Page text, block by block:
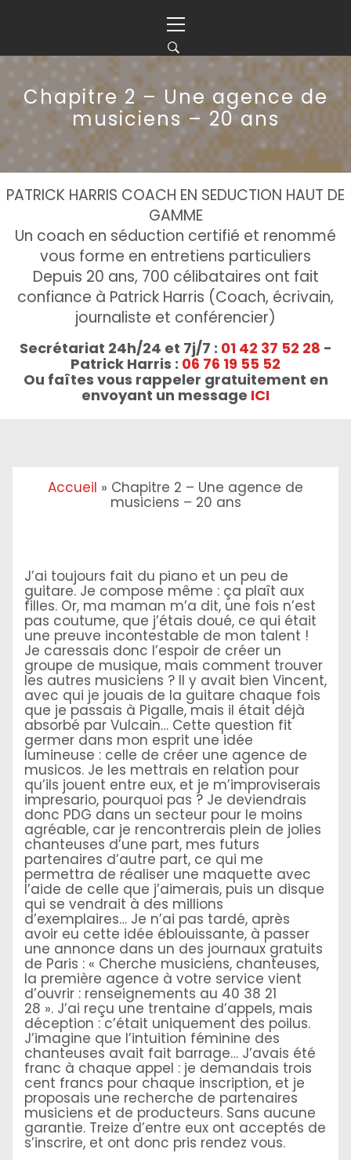
to
content
Menu
Chapitre 2 – Une agence de
musiciens – 20 ans
PATRICK HARRIS COACH EN SEDUCTION HAUT DE
GAMME
Un coach en séduction certifié et renommé
vous forme en entretiens particuliers
Depuis 20 ans, 700 célibataires ont fait
confiance à Patrick Harris (Coach, écrivain,
journaliste et conférencier)
Secrétariat 24h/24 et 7j/7 : 01 42 37 52 28 -
Patrick Harris : 06 76 19 55 52
Ou faîtes vous rappeler gratuitement en
envoyant un message ICI
Accueil » Chapitre 2 – Une agence de
musiciens – 20 ans
J’ai toujours fait du piano et un peu de
guitare. Je compose même : ça plaît aux
filles. Or, ma maman m’a dit, une fois n’est
pas coutume, que j’étais doué, ce qui était
une preuve incontestable de mon talent !
Je caressais donc l’espoir de créer un
groupe de musique, mais comment trouver
les autres musiciens ? Il y avait bien Vincent,
avec qui je jouais de la guitare chaque fois
que je passais à Pigalle, mais il était déjà
absorbé par Vulcain… Cette question fit
germer dans mon esprit une idée
lumineuse : celle de créer une agence de
musicos. Je les mettrais en relation pour
qu’ils jouent entre eux, et je m’improviserais
impresario, pourquoi pas ? Je deviendrais
donc PDG dans un secteur pour le moins
agréable, car je rencontrerais plein de jolies
chanteuses d’une part, mes futurs
partenaires d’autre part, ce qui me
permettra de réaliser une maquette avec
l’aide de celle que j’aimerais, puis un disque
qui se vendrait à des millions
d’exemplaires… Je n’ai pas tardé, après
avoir eu cette idée éblouissante, à passer
une annonce dans un des journaux gratuits
de Paris : « Cherche musiciens, chanteuses,
la première agence à votre service vient
d’ouvrir : renseignements au 40 38 21
28 ». J’ai reçu une trentaine d’appels, mais
déception : c’était uniquement des poilus.
J’imagine que l’intuition féminine des
chanteuses avait fait barrage… J’avais été
franc à chaque appel : je demandais trois
cent francs pour chaque inscription, et je
proposais une recherche de partenaires
musiciens et de producteurs. Sans aucune
garantie. Treize d’entre eux ont acceptés de
s’inscrire, et ont donc pris rendez vous.